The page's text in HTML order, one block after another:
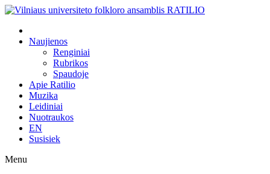
Naujienos
Renginiai
Rubrikos
Spaudoje
Apie Ratilio
Muzika
Leidiniai
Nuotraukos
EN
Susisiek
Menu